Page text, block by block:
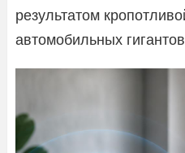
результатом
автомобильных